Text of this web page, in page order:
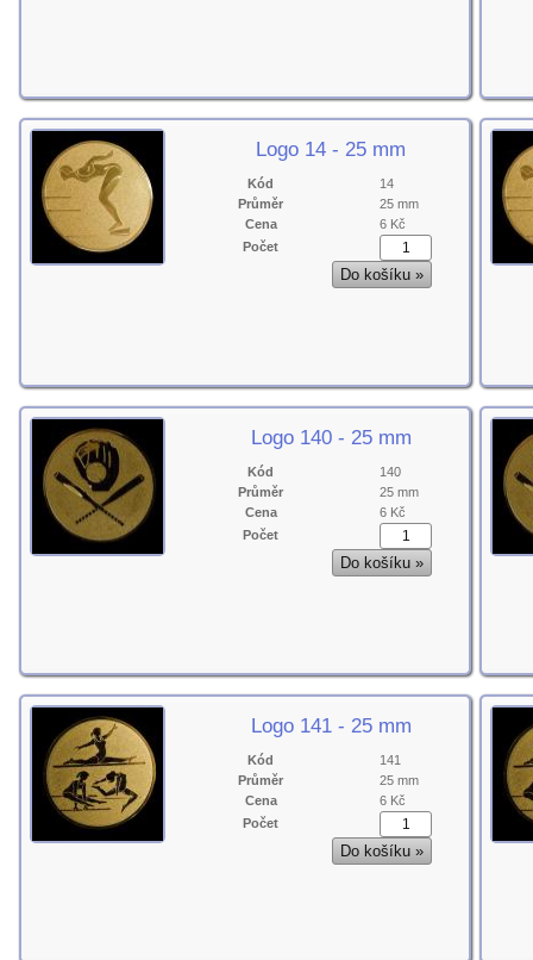
Logo 14 - 25 mm
Kód
14
Průměr
25 mm
Cena
6 Kč
Počet
Logo 140 - 25 mm
Kód
140
Průměr
25 mm
Cena
6 Kč
Počet
Logo 141 - 25 mm
Kód
141
Průměr
25 mm
Cena
6 Kč
Počet